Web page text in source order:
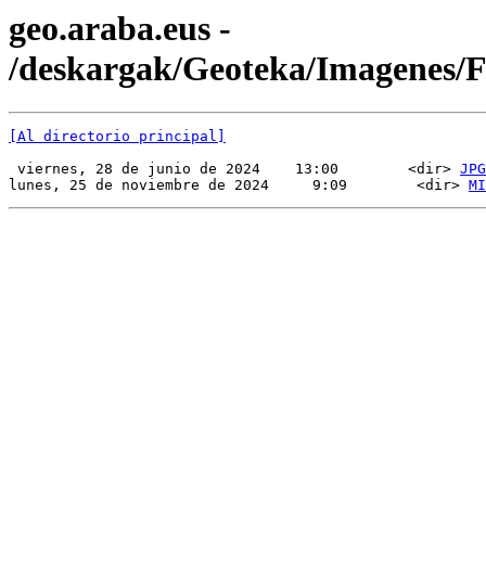
geo.araba.eus -
/deskargak/Geoteka/Imagenes/
[Al directorio principal]
viernes, 28 de junio de 2024    13:00        <dir> JPG
lunes, 25 de noviembre de 2024     9:09        <dir>